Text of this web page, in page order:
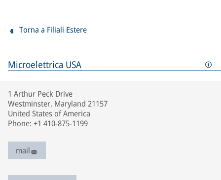
Microelettrica USA
1 Arthur Peck Drive
Westminster, Maryland 21157
United States of America
Phone: +1 410-875-1199
mail
Torna a Filiali Estere